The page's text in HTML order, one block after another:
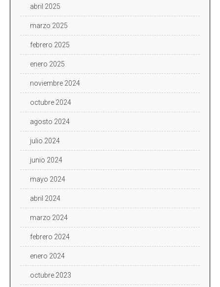
abril 2025
marzo 2025
febrero 2025
enero 2025
noviembre 2024
octubre 2024
agosto 2024
julio 2024
junio 2024
mayo 2024
abril 2024
marzo 2024
febrero 2024
enero 2024
octubre 2023